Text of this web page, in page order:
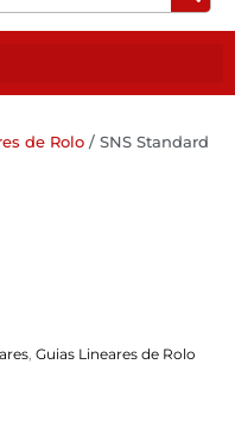
de Rolo / SNS Standard
, Guias Lineares de Rolo